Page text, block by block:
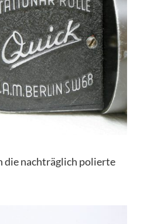
die nachträglich polierte